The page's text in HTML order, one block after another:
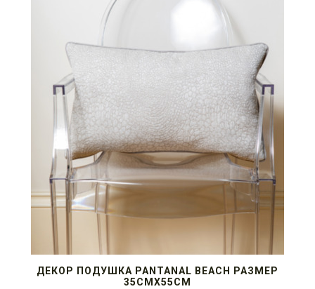
ДЕКОР ПОДУШКА PANTANAL BEACH РАЗМЕР
35СМX55СМ